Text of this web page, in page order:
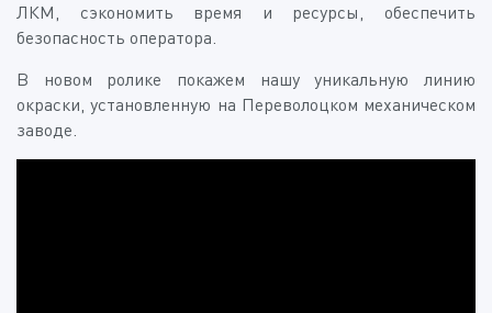
ЛКМ, сэкономить время и ресурсы, обеспечить
безопасность оператора.
В новом ролике покажем нашу уникальную линию
окраски, установленную на Переволоцком механическом
заводе.